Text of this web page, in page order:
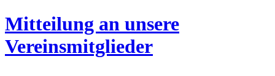
Mitteilung an unsere
Vereinsmitglieder